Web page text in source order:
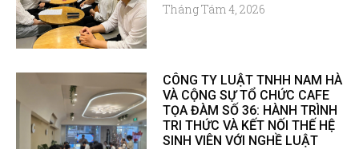
Tháng Tám 4, 2026
CÔNG TY LUẬT TNHH NAM HÀ
VÀ CỘNG SỰ TỔ CHỨC CAFE
TỌA ĐÀM SỐ 36: HÀNH TRÌNH
TRI THỨC VÀ KẾT NỐI THẾ HỆ
SINH VIÊN VỚI NGHỀ LUẬT